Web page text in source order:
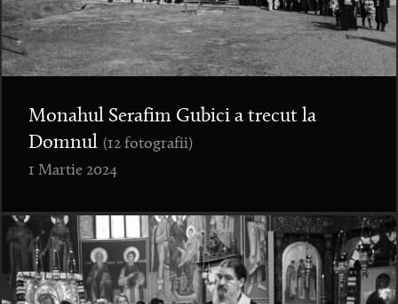
Monahul Serafim Gubici a trecut la
Domnul (12 fotografii)
1 Martie 2024